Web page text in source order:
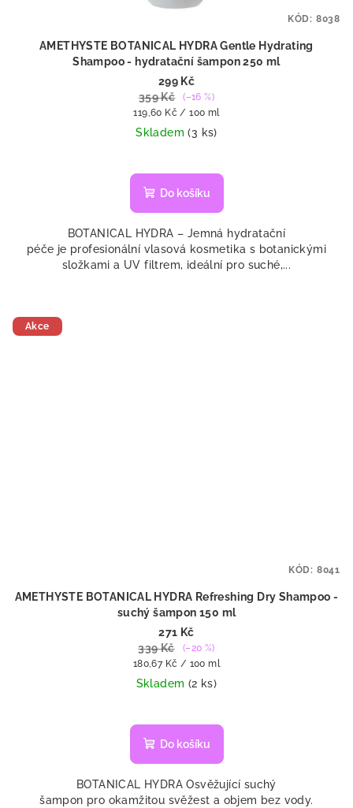
AMETHYSTE BOTANICAL HYDRA Gentle Hydrating
Shampoo - hydratační šampon 250 ml
299 Kč
359 Kč
(–16 %)
Měrná
cena:
119,60 Kč / 100 ml
Skladem(3 ks)
Do košíku
BOTANICAL HYDRA – Jemná hydratační
péče je profesionální vlasová kosmetika s botanickými
složkami a UV filtrem, ideální pro suché,...
KÓD: 8038
Akce
AMETHYSTE BOTANICAL HYDRA Refreshing Dry Shampoo -
suchý šampon 150 ml
271 Kč
339 Kč
(–20 %)
Měrná
cena:
180,67 Kč / 100 ml
Skladem (2 ks)
Do košíku
BOTANICAL HYDRA Osvěžující suchý
šampon pro okamžitou svěžest a objem bez vody.
KÓD: 8041